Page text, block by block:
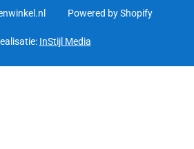
Powered by Shopify
InStijl Media